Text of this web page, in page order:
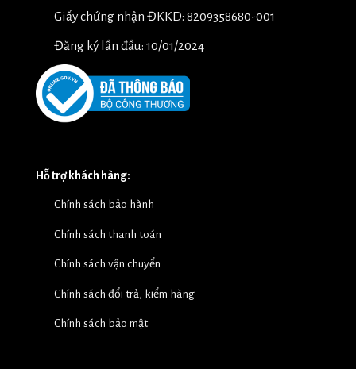
Giấy chứng nhận ĐKKD: 8209358680-001
Đăng ký lần đầu: 10/01/2024
Hỗ trợ khách hàng:
Chính sách bảo hành
Chính sách thanh toán
Chính sách vận chuyển
Chính sách đổi trả, kiểm hàng
Chính sách bảo mật